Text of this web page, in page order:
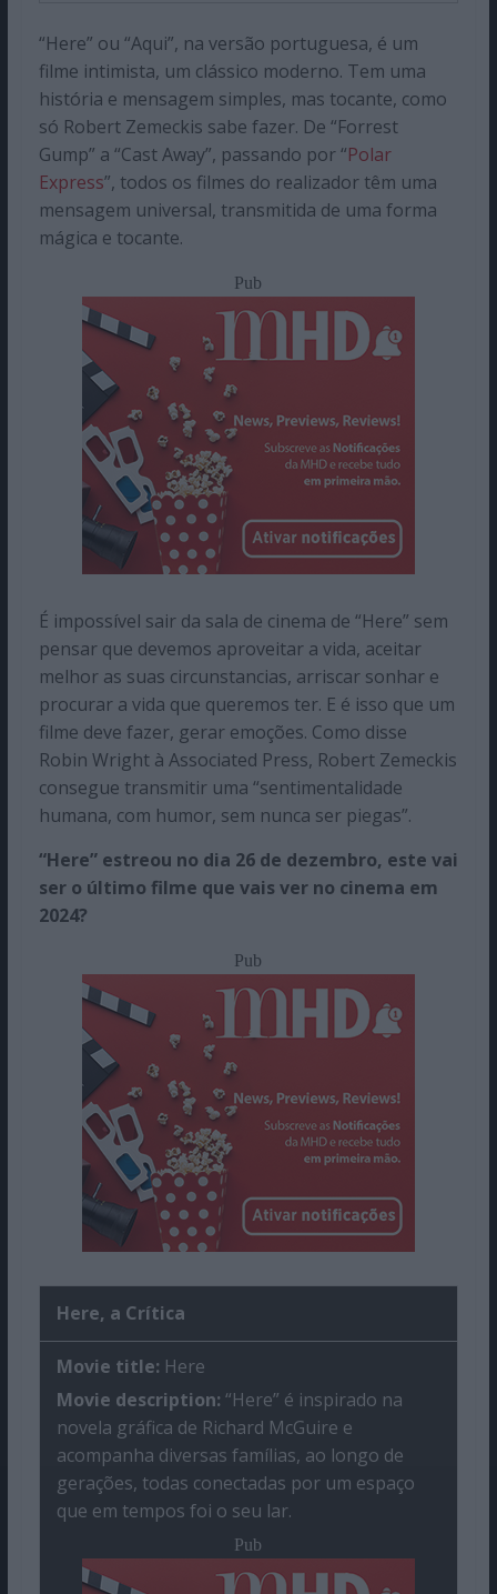
“Here” ou “Aqui”, na versão portuguesa, é um
filme intimista, um clássico moderno. Tem uma
história e mensagem simples, mas tocante, como
só Robert Zemeckis sabe fazer. De “Forrest
Gump” a “Cast Away”, passando por “Polar
Express”, todos os filmes do realizador têm uma
mensagem universal, transmitida de uma forma
mágica e tocante.
Pub
É impossível sair da sala de cinema de “Here” sem
pensar que devemos aproveitar a vida, aceitar
melhor as suas circunstancias, arriscar sonhar e
procurar a vida que queremos ter. E é isso que um
filme deve fazer, gerar emoções. Como disse
Robin Wright à Associated Press, Robert Zemeckis
consegue transmitir uma “sentimentalidade
humana, com humor, sem nunca ser piegas”.
“Here” estreou no dia 26 de dezembro, este vai
ser o último filme que vais ver no cinema em
2024?
Pub
Here, a Crítica
Movie title: Here
Movie description: “Here” é inspirado na
novela gráfica de Richard McGuire e
acompanha diversas famílias, ao longo de
gerações, todas conectadas por um espaço
que em tempos foi o seu lar.
Pub